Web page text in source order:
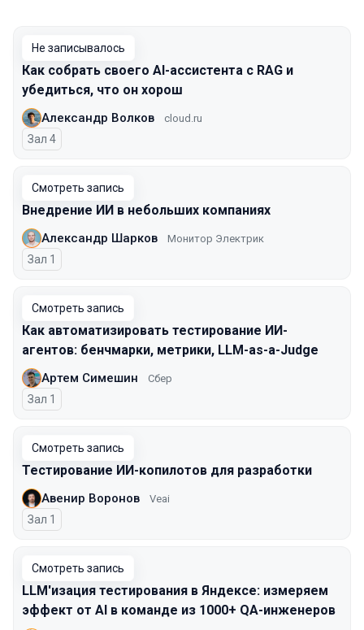
Не записывалось
Как собрать своего AI-ассистента с RAG и
убедиться, что он хорош
Александр Волков cloud.ru
Зал 4
Смотреть запись
Внедрение ИИ в небольших компаниях
Александр Шарков Монитор Электрик
Зал 1
Смотреть запись
Как автоматизировать тестирование ИИ-
агентов: бенчмарки, метрики, LLM-as-a-Judge
Артем Симешин Сбер
Зал 1
Смотреть запись
Тестирование ИИ-копилотов для разработки
Авенир Воронов Veai
Зал 1
Смотреть запись
LLM'изация тестирования в Яндексе: измеряем
эффект от AI в команде из 1000+ QA-инженеров